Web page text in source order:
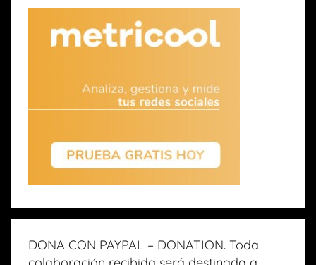
DONA CON PAYPAL – DONATION. Toda